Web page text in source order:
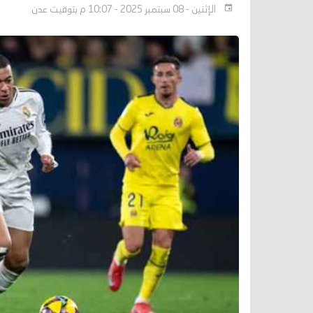
الإثنين - 08 سبتمبر 2025 - 10:07 م بتوقيت عدن